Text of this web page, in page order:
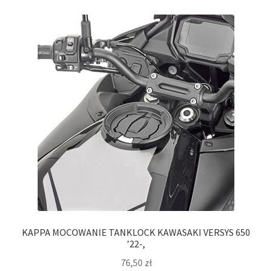
KAPPA MOCOWANIE TANKLOCK KAWASAKI VERSYS 650
’22-,
76,50 zł